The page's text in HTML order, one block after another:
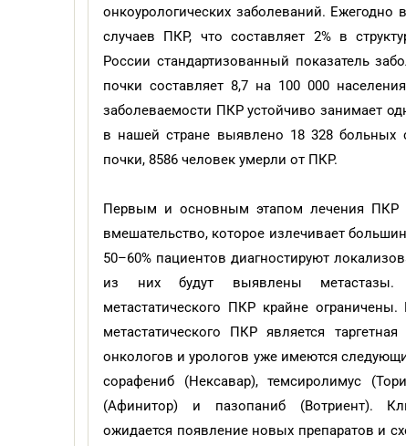
онкоурологических заболеваний.
случаев ПКР, что составляет 2% в
России стандартизованный показатель
почки составляет 8,7 на 100 000
заболеваемости ПКР устойчиво занимает
в нашей стране выявлено 18 328 больных
почки, 8586 человек умерли от ПКР.
Первым и основным этапом лечения ПКР
вмешательство, которое излечивает
50–60% пациентов диагностируют
из них будут выявлены метастазы.
метастатического ПКР крайне
метастатического ПКР является
онкологов и урологов уже имеются
сорафениб (Нексавар), темсиролимус
(Афинитор) и пазопаниб (Вотриент).
ожидается появление новых препаратов и